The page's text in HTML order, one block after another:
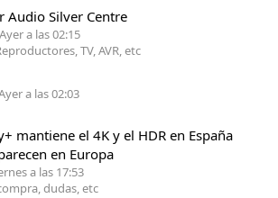
Audio Silver Centre
Ayer a las 02:15
TV, AVR, etc
a las 02:03
mantiene el 4K y el HDR en España
en Europa
a las 17:53
dudas, etc